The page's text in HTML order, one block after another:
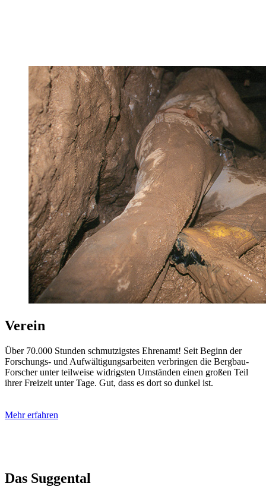
Verein
Über 70.000 Stunden schmutzigstes Ehrenamt! Seit Beginn der
Forschungs- und Aufwältigungsarbeiten verbringen die Bergbau-
Forscher unter teilweise widrigsten Umständen einen großen Teil
ihrer Freizeit unter Tage. Gut, dass es dort so dunkel ist.
Mehr erfahren
Das Suggental